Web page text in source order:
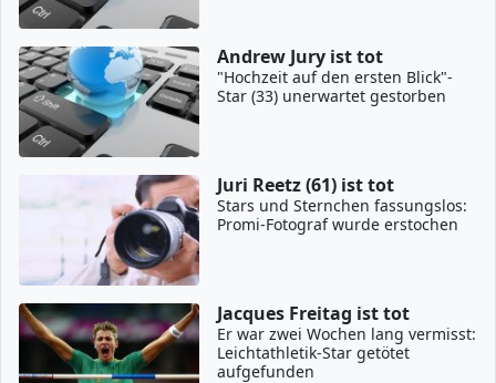
Andrew Jury ist tot
"Hochzeit auf den ersten Blick"-
Star (33) unerwartet gestorben
Juri Reetz (61) ist tot
Stars und Sternchen fassungslos:
Promi-Fotograf wurde erstochen
Jacques Freitag ist tot
Er war zwei Wochen lang vermisst:
Leichtathletik-Star getötet
aufgefunden